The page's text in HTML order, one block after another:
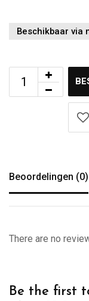
Beschikbaar via
Beoordelingen (0)
There are no
Be the first